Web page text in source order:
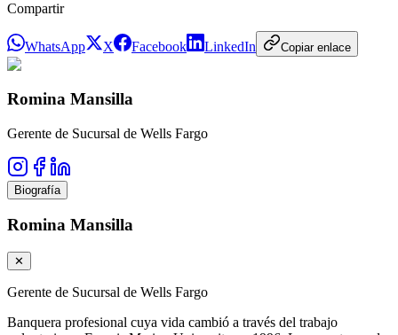
Compartir
WhatsApp X Facebook LinkedIn Copiar enlace
Romina Mansilla
Gerente de Sucursal de Wells Fargo
Biografía
Romina Mansilla
✕
Gerente de Sucursal de Wells Fargo
Banquera profesional cuya vida cambió a través del trabajo